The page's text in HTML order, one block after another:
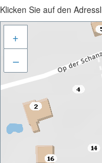
Klicken Sie auf den
+
–